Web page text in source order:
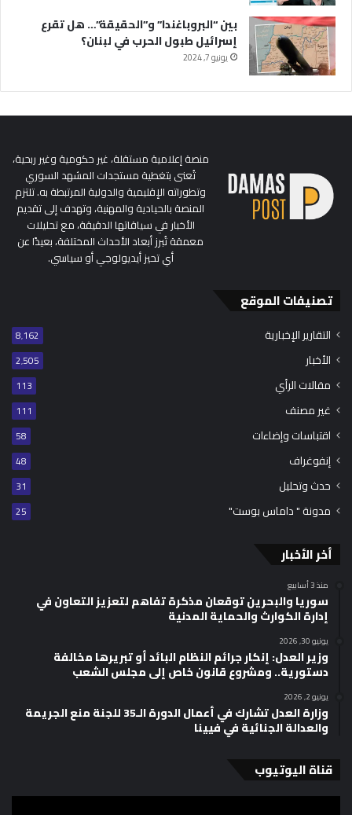
بين “البروباغندا” و”الحقيقة”… هل تقرع
إسرائيل طبول الحرب في لبنان؟
يونيو 7, 2024
منصة إعلامية مستقلة، غير حكومية وغير ربحية،
تُعنى بتغطية مستجدات المشهد السوري
وتطوراته الإقليمية والدولية المرتبطة به. تلتزم
المنصة بالحيادية والمهنية، وتهدف إلى تقديم
الأخبار في سياقاتها الدقيقة، مع تحليلات
معمقة تُبرز أبعاد الأحداث المختلفة، بعيدًا عن
أي تحيز أيديولوجي أو سياسي.
تصنيفات الموقع
التقارير الإخبارية 8٬162
الأخبار 2٬505
مقالات الرأي 113
غير مصنف 111
اقتباسات وإضاءات 58
إنفوغراف 48
حدث وتحليل 31
مدونة " داماس بوست" 25
أخر الأخبار
منذ 3 أسابيع
سوريا والبحرين توقعان مذكرة تفاهم لتعزيز التعاون في
إدارة الكوارث والحماية المدنية
يونيو 30, 2026
وزير العدل: إنكار جرائم النظام البائد أو تبريرها مخالفة
دستورية.. ومشروع قانون خاص إلى مجلس الشعب
يونيو 2, 2026
وزارة العدل تشارك في أعمال الدورة الـ35 للجنة منع الجريمة
والعدالة الجنائية في فيينا
قناة اليوتيوب